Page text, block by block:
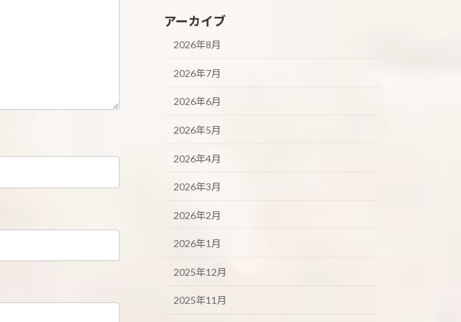
アーカイブ
2026年8月
2026年7月
2026年6月
2026年5月
2026年4月
2026年3月
2026年2月
2026年1月
2025年12月
2025年11月